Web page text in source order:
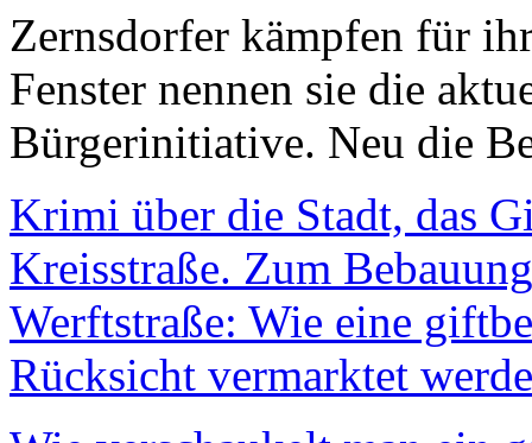
Zernsdorfer kämpfen für
Fenster nennen sie die
Bürgerinitiative. Neu die
Krimi über die Stadt, das
Kreisstraße. Zum
Werftstraße: Wie eine
Rücksicht vermarktet